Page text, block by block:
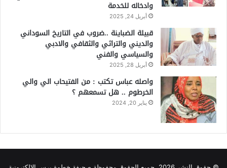
وادخاله للخدمة
أبريل 24, 2025
قبيلة الضباينة ..ضروب في التاريخ السوداني
والديني والتراثي والثقافي والادبي
والسياسي والفني
أبريل 28, 2025
واصله عباس تكتب : من الفتيحاب الي والي
الخرطوم .. هل تسمعهم ؟
يناير 20, 2024